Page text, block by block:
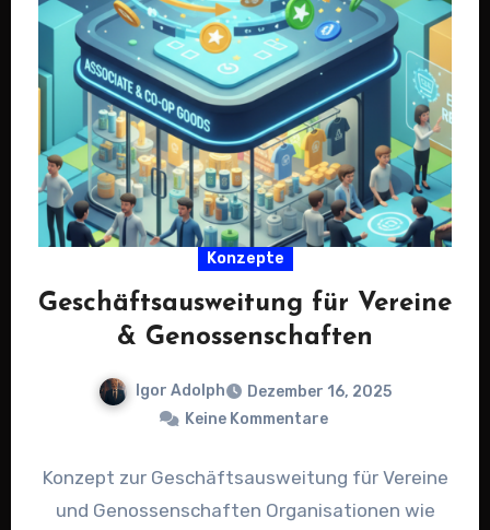
Konzepte
Geschäftsausweitung für Vereine
& Genossenschaften
Igor Adolph
Dezember 16, 2025
Keine Kommentare
Konzept zur Geschäftsausweitung für Vereine
und Genossenschaften Organisationen wie